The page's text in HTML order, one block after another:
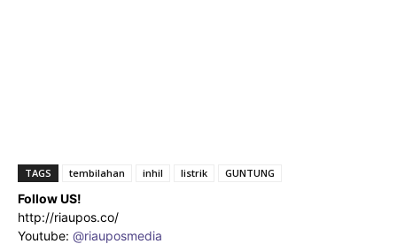
TAGS tembilahan inhil listrik GUNTUNG
Follow US!
http://riaupos.co/
Youtube: @riauposmedia